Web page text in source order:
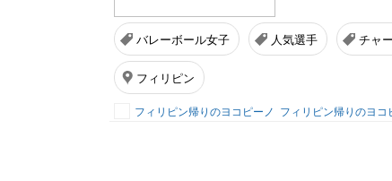
バレーボール女子 人気選手 チャ
フィリピン
フィリピン帰りのヨコピーノ フィリピン帰りのヨコ